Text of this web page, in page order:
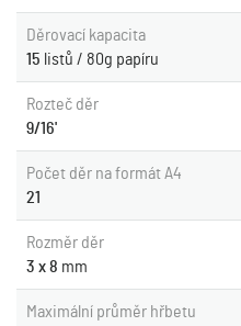
Děrovací kapacita
15 listů / 80g papíru
Rozteč děr
9/16'
Počet děr na formát A4
21
Rozměr děr
3 x 8 mm
Maximální průměr hřbetu